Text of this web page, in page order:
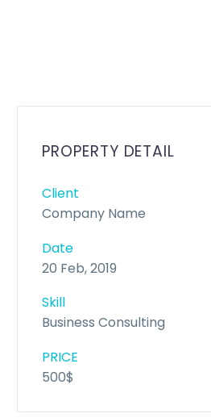
PROPERTY DETAIL
Client
Company Name
Date
20 Feb, 2019
Skill
Business Consulting
PRICE
500$